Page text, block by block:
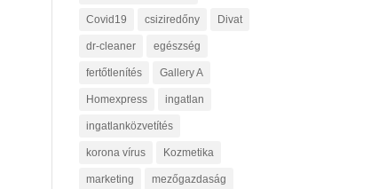
Covid19 csiziredőny Divat
dr-cleaner egészség
fertőtlenítés Gallery A
Homexpress ingatlan
ingatlanközvetítés
korona vírus Kozmetika
marketing mezőgazdaság